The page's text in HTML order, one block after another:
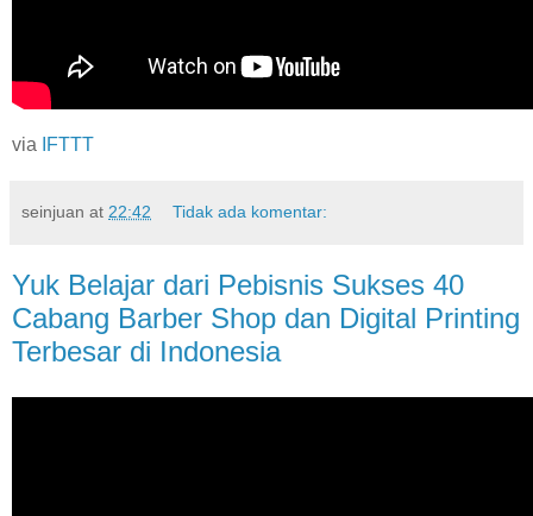
via IFTTT
seinjuan at 22:42 Tidak ada komentar:
Yuk Belajar dari Pebisnis Sukses 40
Cabang Barber Shop dan Digital Printing
Terbesar di Indonesia